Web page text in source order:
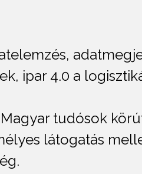
ipar 4.0 a
tudósok
látogatás